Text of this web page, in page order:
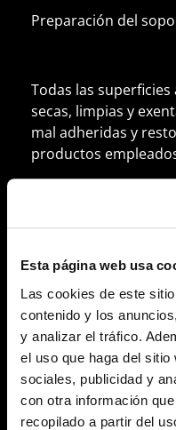
Esta página web usa
Las cookies de este
contenido y los
y analizar el tráfico.
el uso que haga del
sociales, publicidad y
con otra información
recopilado a partir del
Preparación del
Todas las
secas, limpias y
mal adheridas y
productos
totalmente el
030), seguido de un
También podrá
chorreado con
Aplicación del